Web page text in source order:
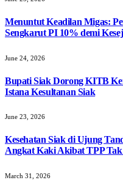
Menuntut Keadilan Migas:
Sengkarut PI 10% demi
June 24, 2026
Bupati Siak Dorong KITB
Istana Kesultanan Siak
June 23, 2026
Kesehatan Siak di Ujung
Angkat Kaki Akibat TPP
March 31, 2026